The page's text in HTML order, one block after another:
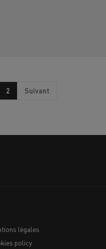
2 Suivant
légales
policy